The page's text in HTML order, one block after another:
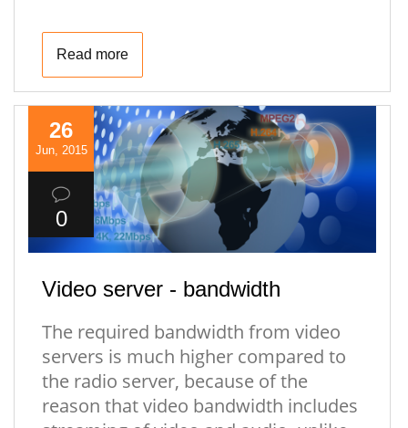
Read more
26
Jun, 2015
0
Video server - bandwidth
The required bandwidth from video
servers is much higher compared to
the radio server, because of the
reason that video bandwidth includes